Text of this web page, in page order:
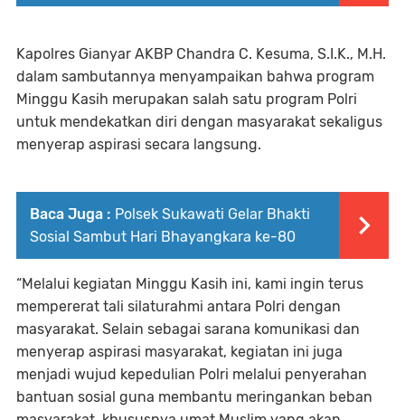
Kapolres Gianyar AKBP Chandra C. Kesuma, S.I.K., M.H.
dalam sambutannya menyampaikan bahwa program
Minggu Kasih merupakan salah satu program Polri
untuk mendekatkan diri dengan masyarakat sekaligus
menyerap aspirasi secara langsung.
Baca Juga : Polsek Sukawati Gelar Bhakti
Sosial Sambut Hari Bhayangkara ke-80
“Melalui kegiatan Minggu Kasih ini, kami ingin terus
mempererat tali silaturahmi antara Polri dengan
masyarakat. Selain sebagai sarana komunikasi dan
menyerap aspirasi masyarakat, kegiatan ini juga
menjadi wujud kepedulian Polri melalui penyerahan
bantuan sosial guna membantu meringankan beban